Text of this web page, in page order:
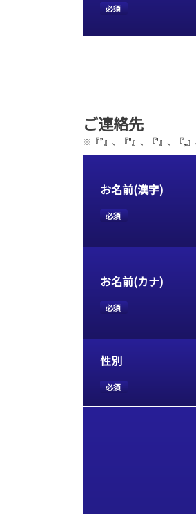
必須
ご連絡先
※『”』、『"』、『'』、『,』
お名前(漢字)
必須
お名前(カナ)
必須
性別
必須